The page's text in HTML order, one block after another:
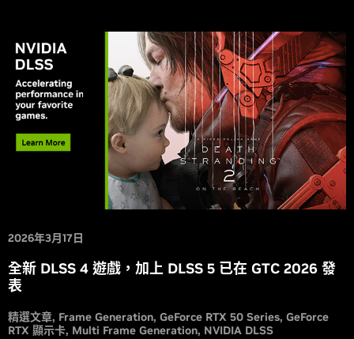
2026年3月17日
全新 DLSS 4 遊戲，加上 DLSS 5 已在 GTC 2026 發
表
精選文章 Frame Generation GeForce RTX 50 Series GeForce
RTX 顯示卡 Multi Frame Generation NVIDIA DLSS